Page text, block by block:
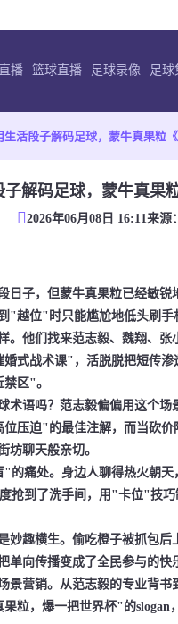
播 篮球直播 足球录像 足球
生活段子解码足球，蒙牛真果粒
子解码足球，蒙牛真果
2026年06月08日 16:11来源：
子，但蒙牛真果粒已经敏
"越位"时只能尴尬地低头刷手
他们找来范志毅、魏翔、张
式战术课"，活脱脱把短传
区"。
语吗？范志毅偏偏用这个
压迫"的最佳注解，而当砍
坊聊天般亲切。
痛处。身边人聊得热火朝天
抢到了洗手间，用"卡位"技
趣横生。偷吃橙子被抓包后
向传播变成了全民参与的快
营销。从范志毅的专业背书
粒，爆一把世界杯"的slogan